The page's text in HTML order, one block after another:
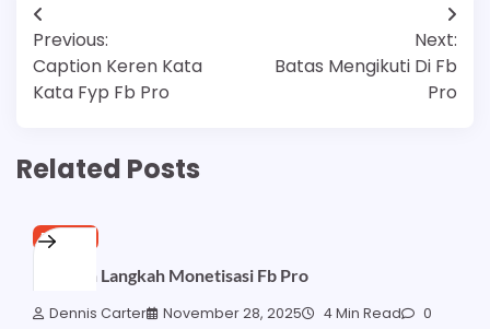
Post
navigation
Previous:
Caption Keren Kata
Kata Fyp Fb Pro
Next:
Batas Mengikuti Di Fb
Pro
Related Posts
FB PRO
Langkah Langkah Monetisasi Fb Pro
Dennis Carter November 28, 2025 4 Min Read 0